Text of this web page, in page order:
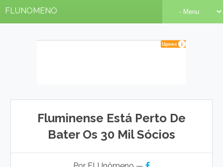
FLUNOMENO
Fluminense Está Perto De
Bater Os 30 Mil Sócios